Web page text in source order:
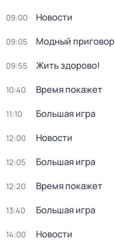
09:00 Новости
09:05 Модный приговор
09:55 Жить здорово!
10:40 Время покажет
11:10 Большая игра
12:00 Новости
12:05 Большая игра
12:20 Время покажет
13:40 Большая игра
14:00 Новости